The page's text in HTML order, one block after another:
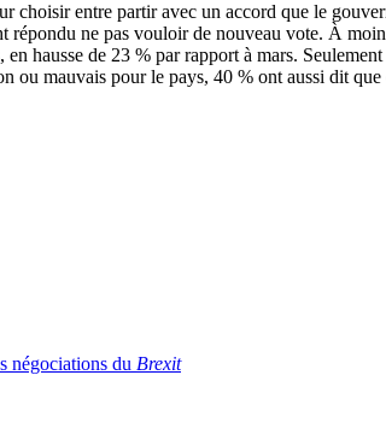
choisir entre partir avec un accord que le
répondu ne pas vouloir de nouveau vote. À
hausse de 23 % par rapport à mars.
ou mauvais pour le pays, 40 % ont aussi dit que
négociations du Brexit